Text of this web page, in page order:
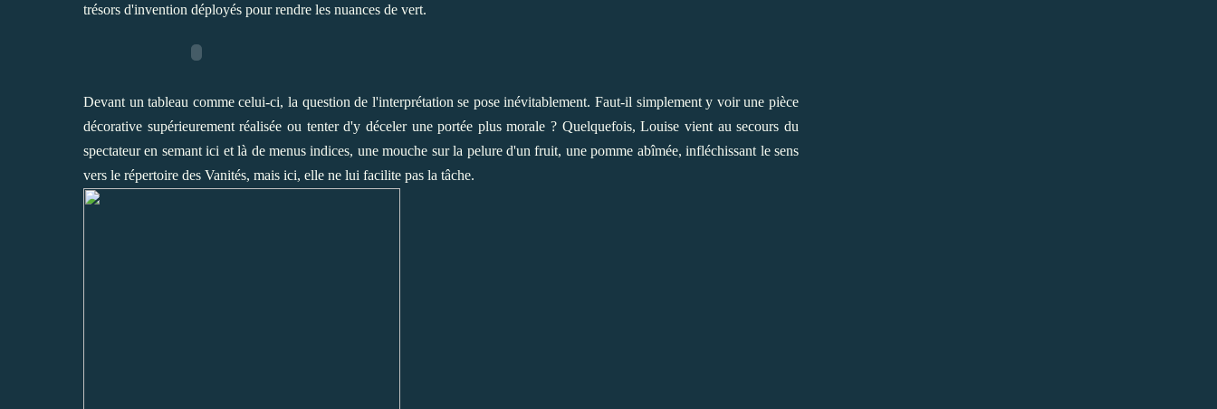
trésors d'invention déployés pour rendre les nuances de vert.
Devant un tableau comme celui-ci, la question de l'interprétation se pose inévitablement. Faut-il simplement y voir une pièce
décorative supérieurement réalisée ou tenter d'y déceler une portée plus morale ? Quelquefois, Louise vient au secours du
spectateur en semant ici et là de menus indices, une mouche sur la pelure d'un fruit, une pomme abîmée, infléchissant le sens
vers le répertoire des Vanités, mais ici, elle ne lui facilite pas la tâche.